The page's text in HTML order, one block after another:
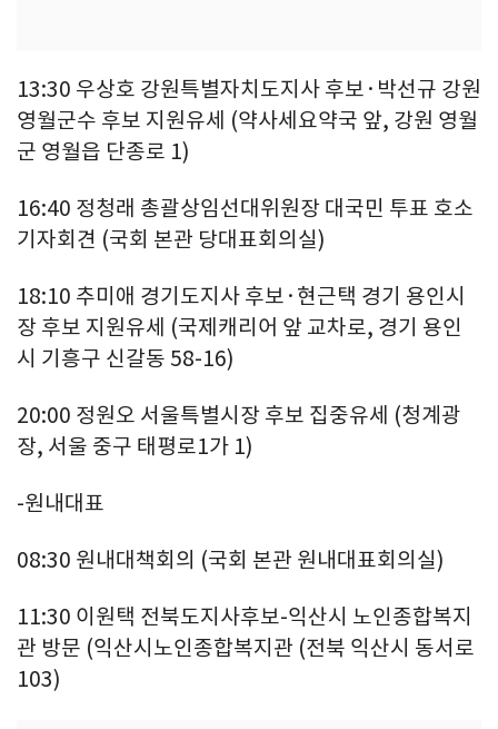
13:30 우상호 강원특별자치도지사 후보·박선규 강원
영월군수 후보 지원유세 (약사세요약국 앞, 강원 영월
군 영월읍 단종로 1)
16:40 정청래 총괄상임선대위원장 대국민 투표 호소
기자회견 (국회 본관 당대표회의실)
18:10 추미애 경기도지사 후보·현근택 경기 용인시
장 후보 지원유세 (국제캐리어 앞 교차로, 경기 용인
시 기흥구 신갈동 58-16)
20:00 정원오 서울특별시장 후보 집중유세 (청계광
장, 서울 중구 태평로1가 1)
-원내대표
08:30 원내대책회의 (국회 본관 원내대표회의실)
11:30 이원택 전북도지사후보-익산시 노인종합복지
관 방문 (익산시노인종합복지관 (전북 익산시 동서로
103)